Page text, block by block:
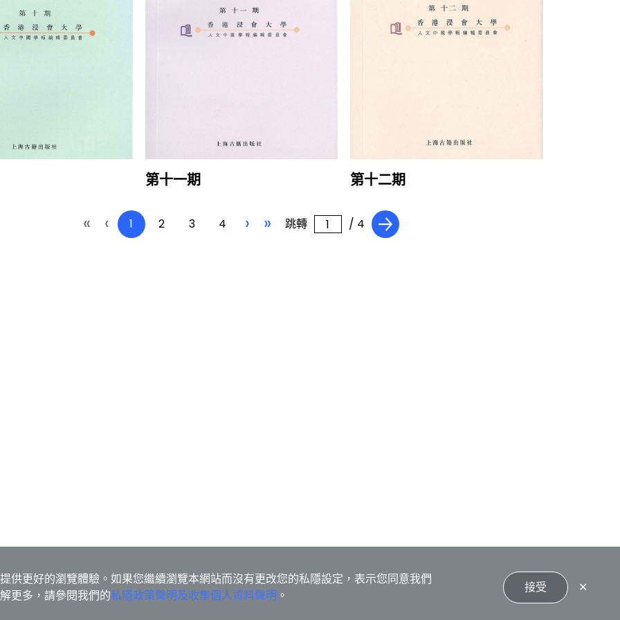
第十一期 第十二期
« ‹ 1 2 3 4 › » 跳轉 / 4
供更好的瀏覽體驗。如果您繼續瀏覽本網站而沒有更改您的私隱設定，表示您同意我們
更多，請參閱我們的私隱政策聲明及收集個人資料聲明 。
接受 ✕